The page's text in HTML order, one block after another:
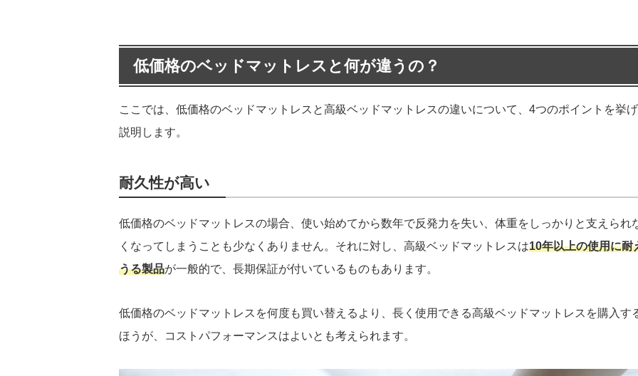
低価格のベッドマットレスと何が違うの？
ここでは、低価格のベッドマットレスと高級ベッドマットレスの違いについて、4つのポイントを挙
説明します。
耐久性が高い
低価格のベッドマットレスの場合、使い始めてから数年で反発力を失い、体重をしっかりと支えられ
くなってしまうことも少なくありません。それに対し、高級ベッドマットレスは10年以上の使用に耐
うる製品が一般的で、長期保証が付いているものもあります。
低価格のベッドマットレスを何度も買い替えるより、長く使用できる高級ベッドマットレスを購入す
ほうが、コストパフォーマンスはよいとも考えられます。